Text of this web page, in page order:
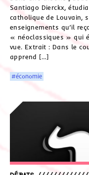
Santiago Dierckx,
catholique de Louvain,
enseignements qu’il
« néoclassiques » qui
vue. Extrait : Dans le
apprend […]
#économie